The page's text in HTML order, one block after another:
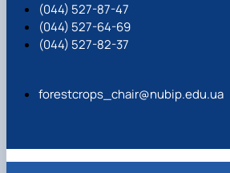
(044) 527-87-47
(044) 527-64-69
(044) 527-82-37
forestcrops_chair@nubip.edu.ua